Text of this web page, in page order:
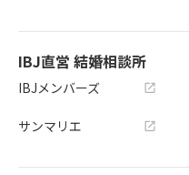
IBJ直営 結婚相談所
IBJメンバーズ
サンマリエ